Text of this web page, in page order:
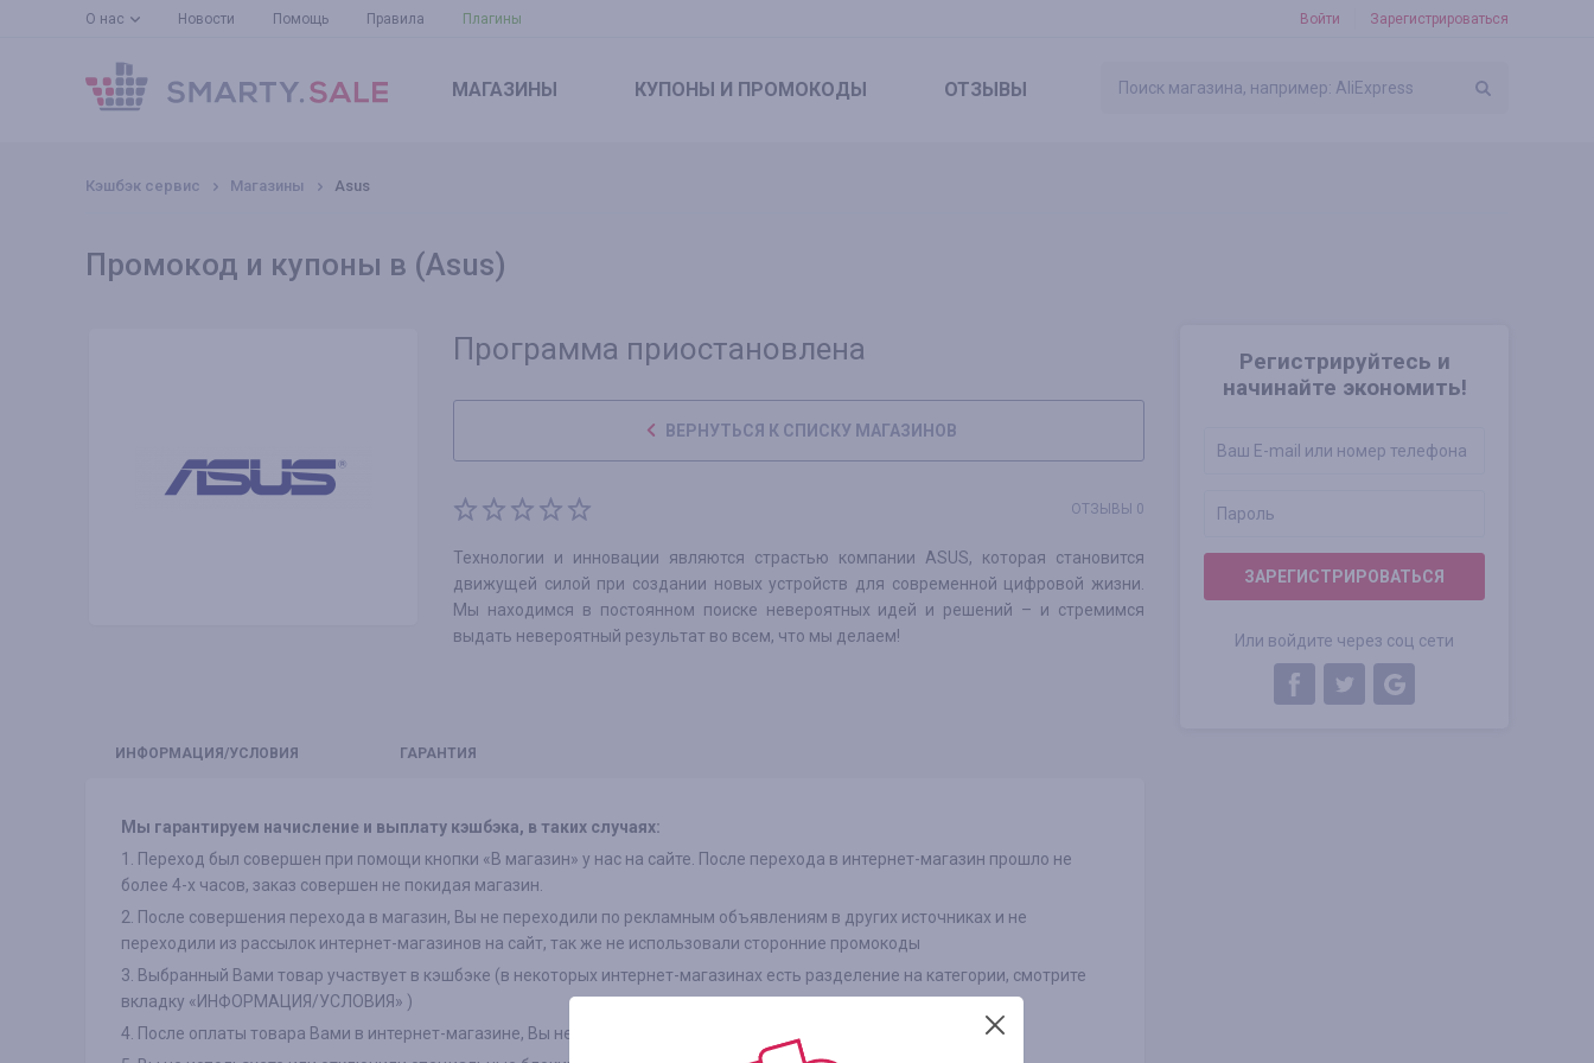
О нас Новости Помощь Правила Плагины Войти Зарегистрироваться
МАГАЗИНЫ КУПОНЫ И ПРОМОКОДЫ ОТЗЫВЫ
Кэшбэк сервис Магазины Asus
Промокод и купоны в (Asus)
Регистрируйтесь и
начинайте экономить!
ЗАРЕГИСТРИРОВАТЬСЯ
Или войдите через соц сети
Программа приостановлена
ВЕРНУТЬСЯ К СПИСКУ МАГАЗИНОВ
ОТЗЫВЫ 0
Технологии и инновации являются страстью компании ASUS, которая становится
движущей силой при создании новых устройств для современной цифровой жизни.
Мы находимся в постоянном поиске невероятных идей и решений – и стремимся
выдать невероятный результат во всем, что мы делаем!
ИНФО РМАЦИЯ/УСЛОВИЯ ГАРАНТИЯ
Мы гарантируем начисление и выплату кэшбэка, в таких случаях:
1. Переход был совершен при помощи кнопки «В магазин» у нас на сайте. После перехода в интернет-магазин прошло не
более 4-х часов, заказ совершен не покидая магазин.
2. После совершения перехода в магазин, Вы не переходили по рекламным объявлениям в других источниках и не
переходили из рассылок интернет-магазинов на сайт, так же не использовали сторонние промокоды
3. Выбранный Вами товар участвует в кэшбэке (в некоторых интернет-магазинах есть разделение на категории, смотрите
вкладку «ИНФОРМАЦИЯ/УСЛОВИЯ» )
4. После оплаты товара Вами в интернет-магазине, Вы не отказались от товара по каким либо причинам